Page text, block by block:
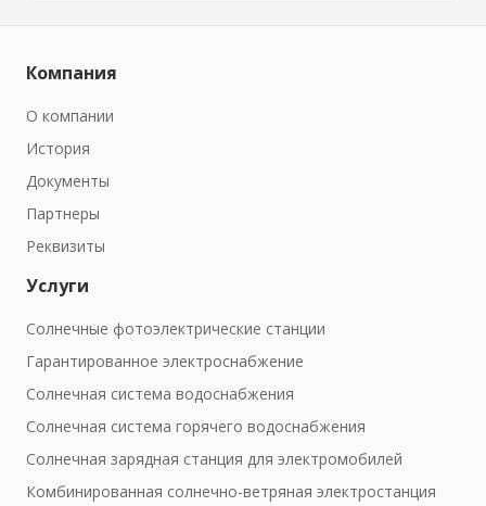
Компания
О компании
История
Документы
Партнеры
Реквизиты
Услуги
Солнечные фотоэлектрические станции
Гарантированное электроснабжение
Солнечная система водоснабжения
Солнечная система горячего водоснабжения
Солнечная зарядная станция для электромобилей
Комбинированная солнечно-ветряная электростанция